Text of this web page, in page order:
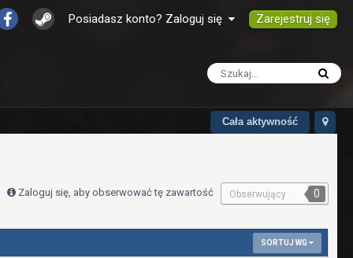
Posiadasz konto? Zaloguj się Zarejestruj się
Cała aktywność
Zaloguj się, aby obserwować tę zawartość Obserwujący 0
SORTUJ WG